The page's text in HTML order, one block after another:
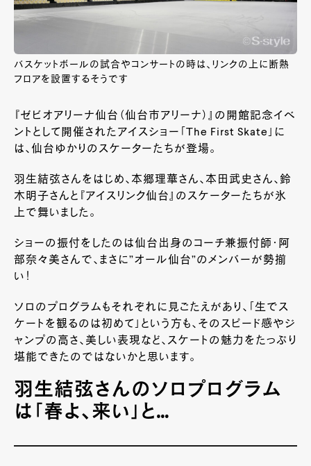
バスケットボールの試合やコンサートの時は、リンクの上に断熱
フロアを設置するそうです
『ゼビオアリーナ仙台（仙台市アリーナ）』の開館記念イベ
ントとして開催されたアイスショー「The First Skate」に
は、仙台ゆかりのスケーターたちが登場。
羽生結弦さんをはじめ、本郷理華さん、本田武史さん、鈴
木明子さんと『アイスリンク仙台』のスケーターたちが氷
上で舞いました。
ショーの振付をしたのは仙台出身のコーチ兼振付師・阿
部奈々美さんで、まさに”オール仙台”のメンバーが勢揃
い！
ソロのプログラムもそれぞれに見ごたえがあり、「生でス
ケートを観るのは初めて」という方も、そのスピード感やジ
ャンプの高さ、美しい表現など、スケートの魅力をたっぷり
堪能できたのではないかと思います。
羽生結弦さんのソロプログラム
は「春よ、来い」と…